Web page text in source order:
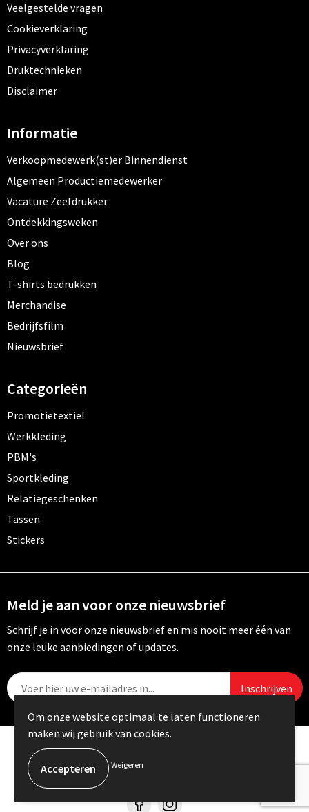
Veelgestelde vragen
Cookieverklaring
Privacyverklaring
Druktechnieken
Disclaimer
Informatie
Verkoopmedewerk(st)er Binnendienst
Algemeen Productiemedewerker
Vacature Zeefdrukker
Ontdekkingsweken
Over ons
Blog
T-shirts bedrukken
Merchandise
Bedrijfsfilm
Nieuwsbrief
Categorieën
Promotietextiel
Werkkleding
PBM's
Sportkleding
Relatiegeschenken
Tassen
Stickers
Meld je aan voor onze nieuwsbrief
Schrijf je in voor onze nieuwsbrief en mis nooit meer één van
onze leuke aanbiedingen of updates.
© Copyright Carebo 2026
Om onze website optimaal te laten functioneren
maken wij gebruik van cookies.
Weigeren